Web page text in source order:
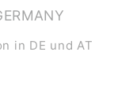
in DE und AT